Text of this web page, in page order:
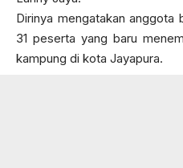
Dirinya mengatakan anggota
31 peserta yang baru
kampung di kota Jayapura.